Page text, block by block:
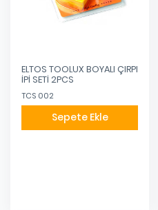
ELTOS TOOLUX BOYALI ÇIRPI
İPİ SETİ 2PCS
TCS 002
Sepete Ekle